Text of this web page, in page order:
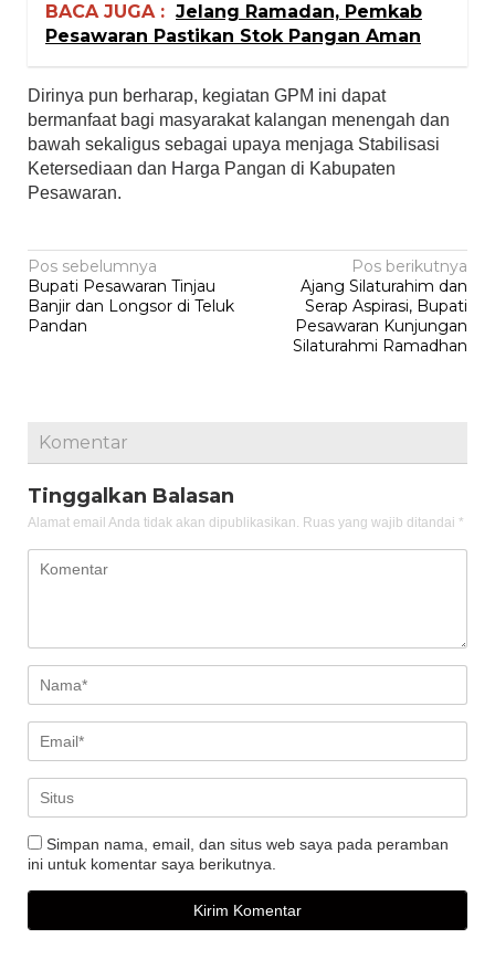
BACA JUGA : Jelang Ramadan, Pemkab
Pesawaran Pastikan Stok Pangan Aman
Dirinya pun berharap, kegiatan GPM ini dapat
bermanfaat bagi masyarakat kalangan menengah dan
bawah sekaligus sebagai upaya menjaga Stabilisasi
Ketersediaan dan Harga Pangan di Kabupaten
Pesawaran.
Navigasi
pos
Pos sebelumnya
Bupati Pesawaran Tinjau
Banjir dan Longsor di Teluk
Pandan
Pos berikutnya
Ajang Silaturahim dan
Serap Aspirasi, Bupati
Pesawaran Kunjungan
Silaturahmi Ramadhan
Komentar
Tinggalkan Balasan
Alamat email Anda tidak akan dipublikasikan. Ruas yang wajib ditandai *
Simpan nama, email, dan situs web saya pada peramban
ini untuk komentar saya berikutnya.